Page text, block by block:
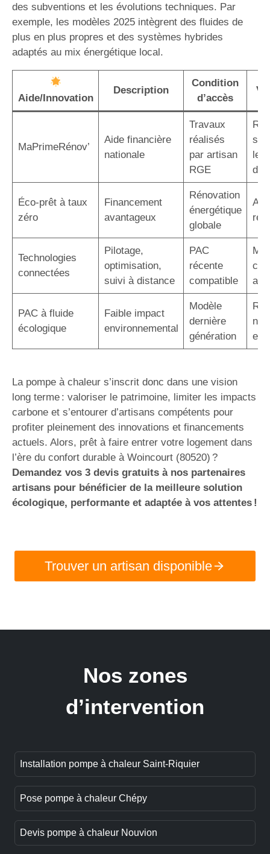
des subventions et les évolutions techniques. Par
exemple, les modèles 2025 intègrent des fluides de
plus en plus propres et des systèmes hybrides
adaptés au mix énergétique local.
Aide/Innovation
Description
Condition
d’accès
MaPrimeRénov’
Aide financière
nationale
Travaux
réalisés
par artisan
RGE
le
Éco-prêt à taux
zéro
Financement
avantageux
Rénovation
énergétique
globale
Technologies
connectées
Pilotage,
optimisation,
suivi à distance
PAC
récente
compatible
PAC à fluide
écologique
Faible impact
environnemental
Modèle
dernière
génération
La pompe à chaleur s’inscrit donc dans une vision
long terme : valoriser le patrimoine, limiter les impacts
carbone et s’entourer d’artisans compétents pour
profiter pleinement des innovations et financements
actuels. Alors, prêt à faire entrer votre logement dans
l’ère du confort durable à Woincourt (80520) ?
Demandez vos 3 devis gratuits à nos partenaires
artisans pour bénéficier de la meilleure solution
écologique, performante et adaptée à vos attentes !
Trouver un artisan disponible
Nos zones
d’intervention
Installation pompe à chaleur Saint-Riquier
Pose pompe à chaleur Chépy
Devis pompe à chaleur Nouvion